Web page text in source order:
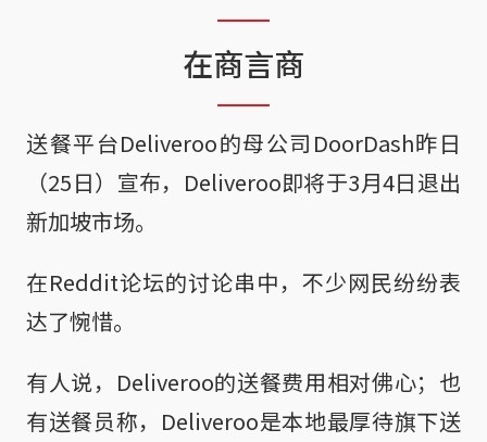
在商言商
送餐平台Deliveroo的母公司DoorDash昨日
（25日）宣布，Deliveroo即将于3月4日退出
新加坡市场。
在Reddit论坛的讨论串中，不少网民纷纷表
达了惋惜。
有人说，Deliveroo的送餐费用相对佛心；也
有送餐员称，Deliveroo是本地最厚待旗下送